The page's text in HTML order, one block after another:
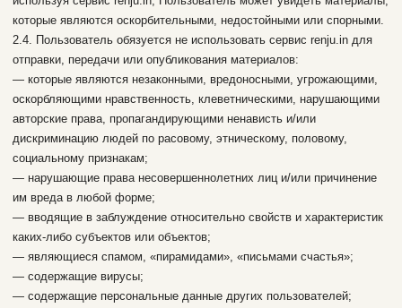
которые являются оскорбительными, недостойными или спорными.
2.4. Пользователь обязуется не использовать сервис renju.in для
отправки, передачи или опубликования материалов:
— которые являются незаконными, вредоносными, угрожающими,
оскорбляющими нравственность, клеветническими, нарушающими
авторские права, пропагандирующими ненависть и/или
дискриминацию людей по расовому, этническому, половому,
социальному признакам;
— нарушающие права несовершеннолетних лиц и/или причинение
им вреда в любой форме;
— вводящие в заблуждение относительно свойств и характеристик
каких-либо субъектов или объектов;
— являющиеся спамом, «пирамидами», «письмами счастья»;
— содержащие вирусы;
— содержащие персональные данные других пользователей;